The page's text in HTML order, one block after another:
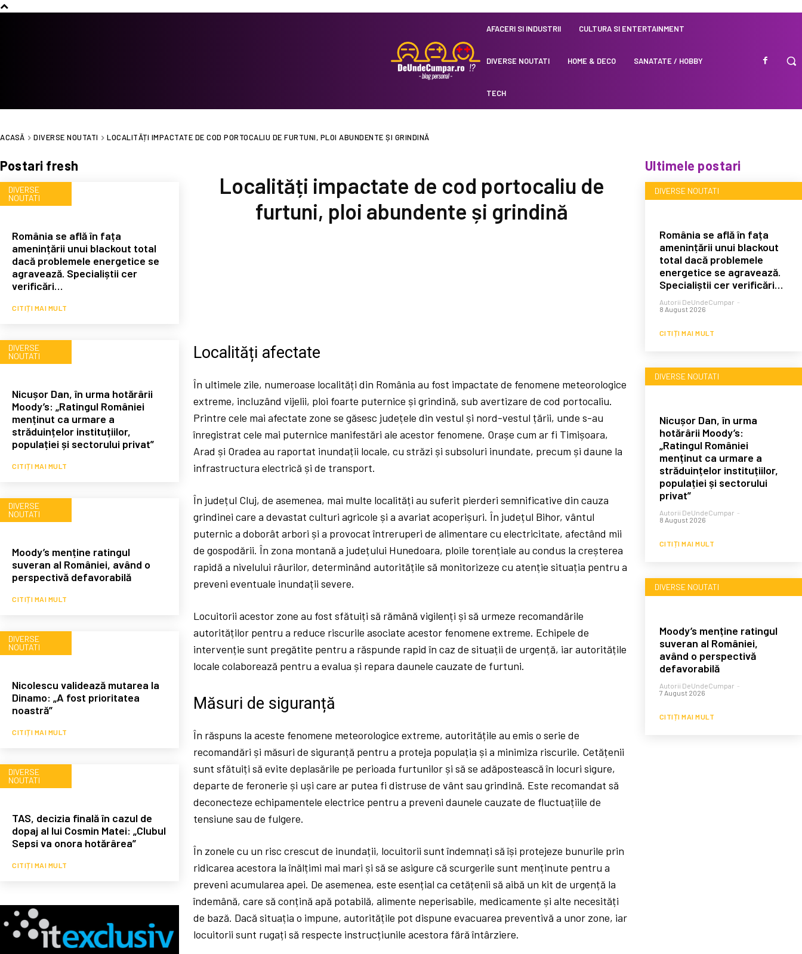
AFACERI SI INDUSTRII CULTURA SI ENTERTAINMENT
DIVERSE NOUTATI HOME & DECO SANATATE / HOBBY
TECH
ACASĂ DIVERSE NOUTATI LOCALITĂȚI IMPACTATE DE COD PORTOCALIU DE FURTUNI, PLOI ABUNDENTE ȘI GRINDINĂ
Postari fresh
DIVERSE
NOUTATI
România se află în fața
amenințării unui blackout total
dacă problemele energetice se
agravează. Specialiștii cer
verificări…
CITIȚI MAI MULT
DIVERSE
NOUTATI
Nicușor Dan, în urma hotărârii
Moody’s: „Ratingul României
menținut ca urmare a
străduințelor instituțiilor,
populației și sectorului privat”
CITIȚI MAI MULT
DIVERSE
NOUTATI
Moody’s menține ratingul
suveran al României, având o
perspectivă defavorabilă
CITIȚI MAI MULT
DIVERSE
NOUTATI
Nicolescu validează mutarea la
Dinamo: „A fost prioritatea
noastră”
CITIȚI MAI MULT
DIVERSE
NOUTATI
TAS, decizia finală în cazul de
dopaj al lui Cosmin Matei: „Clubul
Sepsi va onora hotărârea”
CITIȚI MAI MULT
Localități impactate de cod portocaliu de
furtuni, ploi abundente și grindină
Localități afectate
În ultimele zile, numeroase localități din România au fost impactate de fenomene meteorologice
extreme, incluzând vijelii, ploi foarte puternice și grindină, sub avertizare de cod portocaliu.
Printre cele mai afectate zone se găsesc județele din vestul și nord-vestul țării, unde s-au
înregistrat cele mai puternice manifestări ale acestor fenomene. Orașe cum ar fi Timișoara,
Arad și Oradea au raportat inundații locale, cu străzi și subsoluri inundate, precum și daune la
infrastructura electrică și de transport.
În județul Cluj, de asemenea, mai multe localități au suferit pierderi semnificative din cauza
grindinei care a devastat culturi agricole și a avariat acoperișuri. În județul Bihor, vântul
puternic a doborât arbori și a provocat întreruperi de alimentare cu electricitate, afectând mii
de gospodării. În zona montană a județului Hunedoara, ploile torențiale au condus la creșterea
rapidă a nivelului râurilor, determinând autoritățile să monitorizeze cu atenție situația pentru a
preveni eventuale inundații severe.
Locuitorii acestor zone au fost sfătuiți să rămână vigilenți și să urmeze recomandările
autorităților pentru a reduce riscurile asociate acestor fenomene extreme. Echipele de
intervenție sunt pregătite pentru a răspunde rapid în caz de situații de urgență, iar autoritățile
locale colaborează pentru a evalua și repara daunele cauzate de furtuni.
Măsuri de siguranță
În răspuns la aceste fenomene meteorologice extreme, autoritățile au emis o serie de
recomandări și măsuri de siguranță pentru a proteja populația și a minimiza riscurile. Cetățenii
sunt sfătuiți să evite deplasările pe perioada furtunilor și să se adăpostească în locuri sigure,
departe de feronerie și uși care ar putea fi distruse de vânt sau grindină. Este recomandat să
deconecteze echipamentele electrice pentru a preveni daunele cauzate de fluctuațiile de
tensiune sau de fulgere.
În zonele cu un risc crescut de inundații, locuitorii sunt îndemnați să își protejeze bunurile prin
ridicarea acestora la înălțimi mai mari și să se asigure că scurgerile sunt menținute pentru a
preveni acumularea apei. De asemenea, este esențial ca cetățenii să aibă un kit de urgență la
îndemână, care să conțină apă potabilă, alimente neperisabile, medicamente și alte necesități
de bază. Dacă situația o impune, autoritățile pot dispune evacuarea preventivă a unor zone, iar
locuitorii sunt rugați să respecte instrucțiunile acestora fără întârziere.
Ultimele postari
DIVERSE NOUTATI
România se află în fața
amenințării unui blackout
total dacă problemele
energetice se agravează.
Specialiștii cer verificări…
Autorii DeUndeCumpar -
8 August 2026
CITIȚI MAI MULT
DIVERSE NOUTATI
Nicușor Dan, în urma
hotărârii Moody’s:
„Ratingul României
menținut ca urmare a
străduințelor instituțiilor,
populației și sectorului
privat”
Autorii DeUndeCumpar -
8 August 2026
CITIȚI MAI MULT
DIVERSE NOUTATI
Moody’s menține ratingul
suveran al României,
având o perspectivă
defavorabilă
Autorii DeUndeCumpar -
7 August 2026
CITIȚI MAI MULT